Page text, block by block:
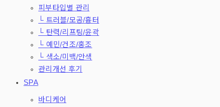
피부타입별 관리
└ 트러블/모공/흉터
└ 탄력/리프팅/윤곽
└ 예민/건조/홍조
└ 색소/미백/안색
관리개선 후기
SPA
바디케어